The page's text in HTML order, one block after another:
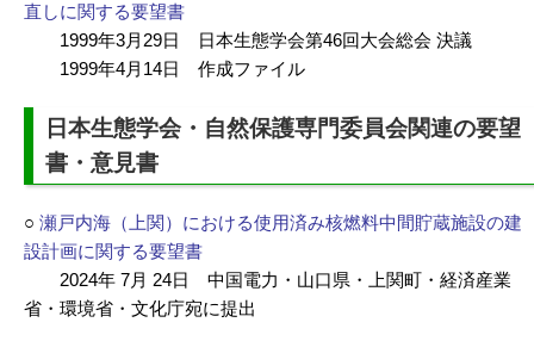
直しに関する要望書
1999年3月29日 日本生態学会第46回大会総会 決議
1999年4月14日 作成ファイル
日本生態学会・自然保護専門委員会関連の要望
書・意見書
○ 瀬戸内海（上関）における使用済み核燃料中間貯蔵施設の建
設計画に関する要望書
2024年 7月 24日 中国電力・山口県・上関町・経済産業
省・環境省・文化庁宛に提出